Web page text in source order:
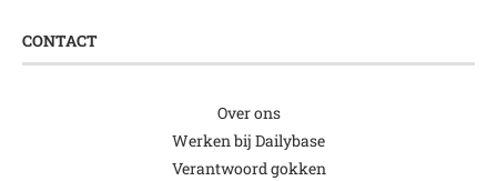
CONTACT
Over ons
Werken bij Dailybase
Verantwoord gokken